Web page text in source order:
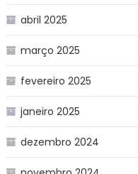
abril 2025
março 2025
fevereiro 2025
janeiro 2025
dezembro 2024